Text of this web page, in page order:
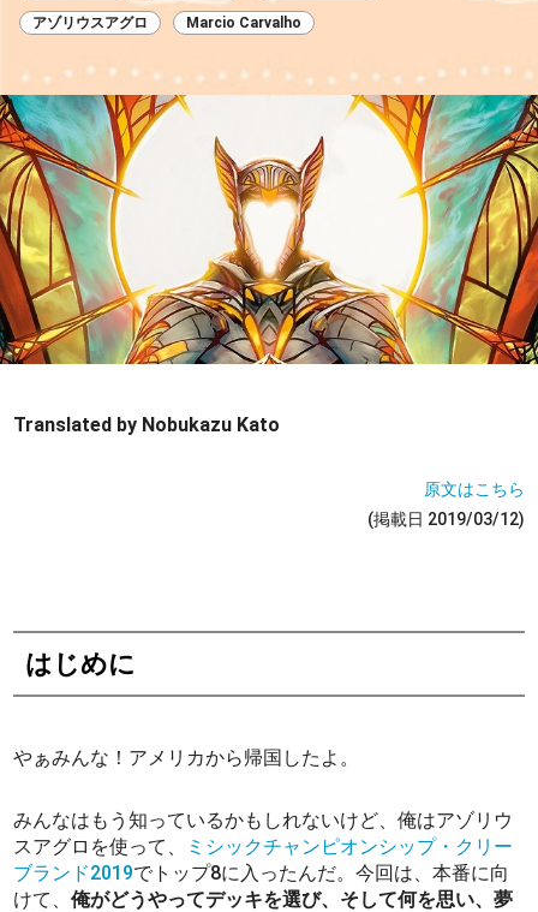
アゾリウスアグロ Marcio Carvalho
Translated by Nobukazu Kato
原文はこちら
(掲載日 2019/03/12)
はじめに
やぁみんな！アメリカから帰国したよ。
みんなはもう知っているかもしれないけど、俺はアゾリウ
スアグロを使って、
ミシックチャンピオンシップ・クリー
ブランド2019でトップ8に入ったんだ。今回は、本番に向
けて、俺がどうやってデッキを選び、そして何を思い、夢